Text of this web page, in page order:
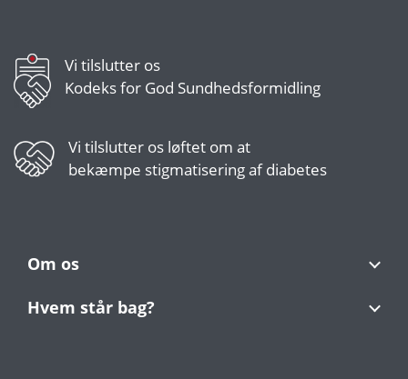
Vi tilslutter os
Kodeks for God Sundhedsformidling
Vi tilslutter os løftet om at
bekæmpe stigmatisering af diabetes
Om os
Hvem står bag?